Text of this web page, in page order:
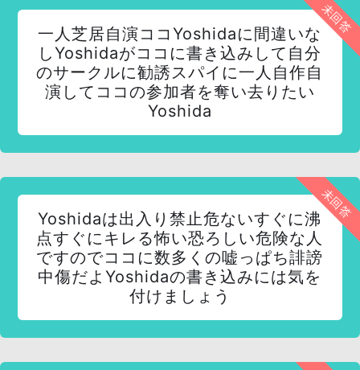
未回答
一人芝居自演ココYoshidaに間違いな
しYoshidaがココに書き込みして自分
のサークルに勧誘スパイに一人自作自
演してココの参加者を奪い去りたい
Yoshida
未回答
Yoshidaは出入り禁止危ないすぐに沸
点すぐにキレる怖い恐ろしい危険な人
ですのでココに数多くの嘘っぱち誹謗
中傷だよYoshidaの書き込みには気を
付けましょう